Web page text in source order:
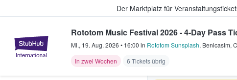
Der Marktplatz für
StubHub - Wo Fans Tickets kaufen
Rototom Music Festival 2026 - 4-Day Pass
Mi., 19. Aug. 2026 • 16:00 in Rototom Sunsplash, Benicasim,
In zwei Wochen
6 Tickets übrig